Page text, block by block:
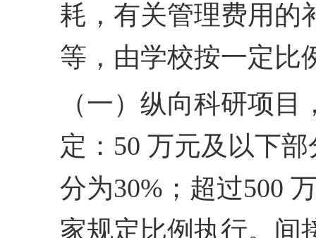
耗， 有关管理费用的
等，由学校按一定比
（一）纵向科研项
定：50 万元及以下
分为30%；超过500
家规定比例执行。间